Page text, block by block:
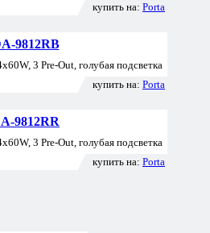
купить на: Porta
9812RB
3 Pre-Out, голубая подсветка
купить на: Porta
9812RR
3 Pre-Out, голубая подсветка
купить на: Porta